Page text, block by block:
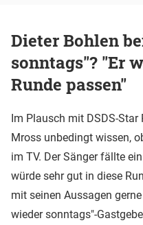
Dieter Bohlen
sonntags"? "Er
Runde passen"
Im Plausch mit DSDS-
Mross unbedingt wissen,
im TV. Der Sänger fällte
würde sehr gut in diese
mit seinen Aussagen
wieder sonntags"-